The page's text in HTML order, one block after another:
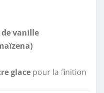
vanille
glace pour la finition